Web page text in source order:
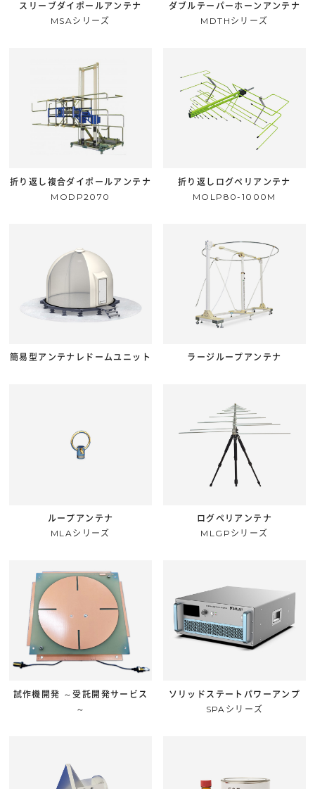
スリーブダイポールアンテナ
MSAシリーズ
ダブルテーパーホーンアンテナ
MDTHシリーズ
折り返し複合ダイポールアンテナ
MODP2070
折り返しログペリアンテナ
MOLP80-1000M
簡易型アンテナレドームユニット ラージループアンテナ
ループアンテナ
MLAシリーズ
ログペリアンテナ
MLGPシリーズ
試作機開発 ～受託開発サービス
～
ソリッドステートパワーアンプ
SPAシリーズ